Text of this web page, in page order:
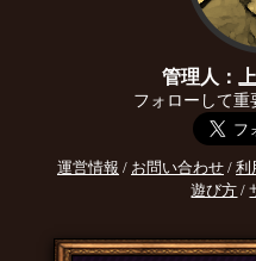
管理人：
フォローして重
運営情報 / お問い合わせ/ 利
遊び方 /